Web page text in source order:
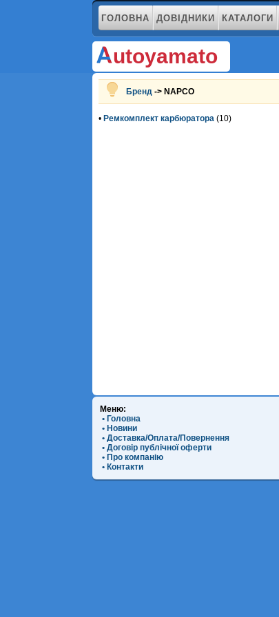
ГОЛОВНА ДОВІДНИКИ КАТАЛОГИ
utoyamato
Бренд -> NAPCO
• Ремкомплект карбюратора (10)
Меню:
• Головна
• Новини
• Доставка/Оплата/Повернення
• Договір публічної оферти
• Про компанію
• Контакти